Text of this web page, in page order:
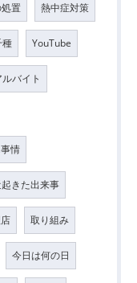
置 熱中症対策
種 YouTube
ルバイト
情
きた出来事
取り組み
今日は何の日